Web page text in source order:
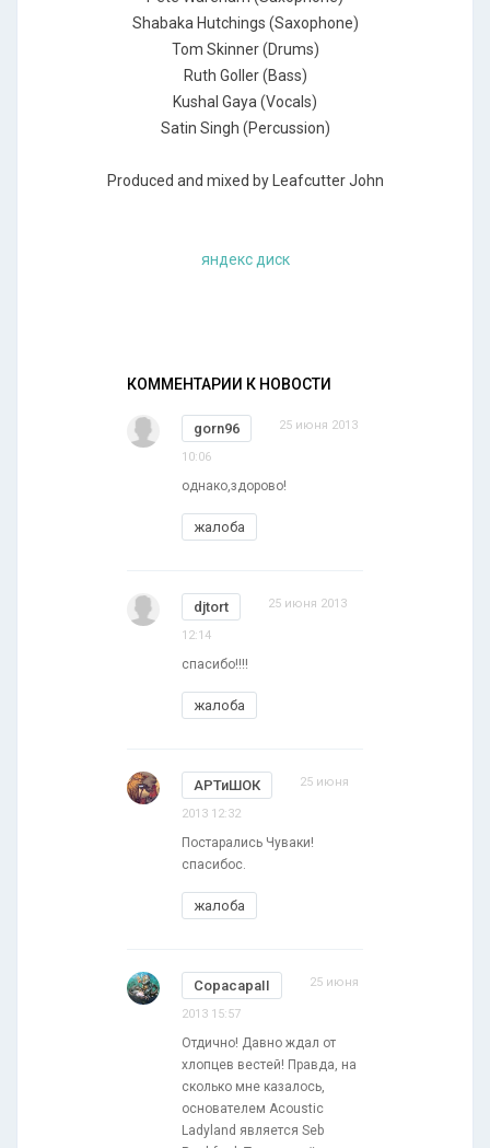
Shabaka Hutchings (Saxophone)
Tom Skinner (Drums)
Ruth Goller (Bass)
Kushal Gaya (Vocals)
Satin Singh (Percussion)
Produced and mixed by Leafcutter John
яндекс диск
КОММЕНТАРИИ К НОВОСТИ
gorn96 25 июня 2013
10:06
однако,здорово!
жалоба
djtort 25 июня 2013
12:14
спасибо!!!!
жалоба
АРТиШОК 25 июня
2013 12:32
Постарались Чуваки!
спасибос.
жалоба
CopacapaII 25 июня
2013 15:57
Отдично! Давно ждал от
хлопцев вестей! Правда, на
сколько мне казалось,
основателем Acoustic
Ladyland является Seb